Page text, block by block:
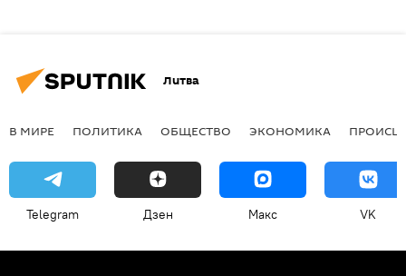
Литва
В МИРЕ ПОЛИТИКА ОБЩЕСТВО ЭКОНОМИКА
Telegram Дзен Макс VK